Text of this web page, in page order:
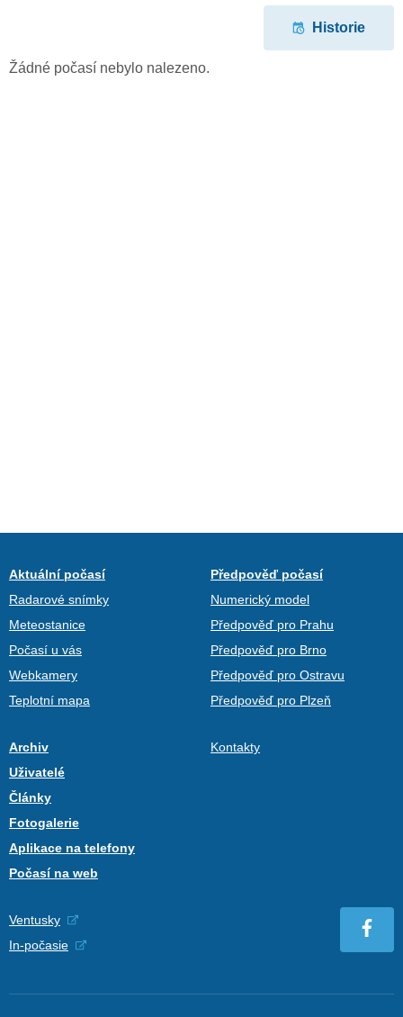
Historie
Žádné počasí nebylo nalezeno.
Aktuální počasí
Radarové snímky
Meteostanice
Počasí u vás
Webkamery
Teplotní mapa
Předpověď počasí
Numerický model
Předpověď pro Prahu
Předpověď pro Brno
Předpověď pro Ostravu
Předpověď pro Plzeň
Archiv
Uživatelé
Články
Fotogalerie
Aplikace na telefony
Počasí na web
Kontakty
Ventusky
In-počasie